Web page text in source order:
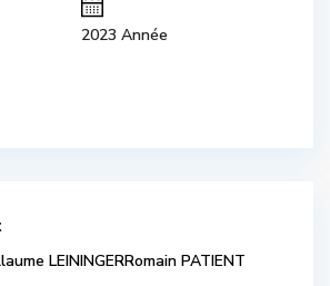
2023 Année
LEININGERRomain PATIENT